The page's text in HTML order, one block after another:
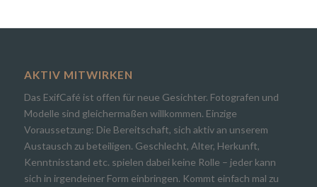
AKTIV MITWIRKEN
Das ExifCafé ist offen für neue Gesichter. Fotografen und
Modelle sind gleichermaßen willkommen. Einzige
Voraussetzung: Die Bereitschaft, sich aktiv an unserem
Austausch zu beteiligen. Geschlecht, Alter, Herkunft,
Kenntnisstand etc. spielen dabei keine Rolle – jeder kann
sich in irgendeiner Form einbringen. Kommt einfach mal zu